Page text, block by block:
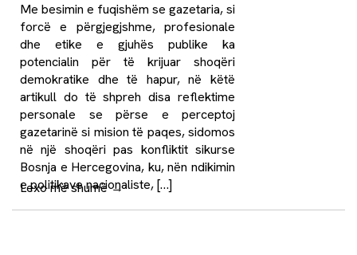
Me besimin e fuqishëm se gazetaria, si
forcë e përgjegjshme, profesionale
dhe etike e gjuhës publike ka
potencialin për të krijuar shoqëri
demokratike dhe të hapur, në këtë
artikull do të shpreh disa reflektime
personale se përse e perceptoj
gazetarinë si mision të paqes, sidomos
në një shoqëri pas konfliktit sikurse
Bosnja e Hercegovina, ku, nën ndikimin
e politikave nacionaliste, […]
Lexo më shumë→